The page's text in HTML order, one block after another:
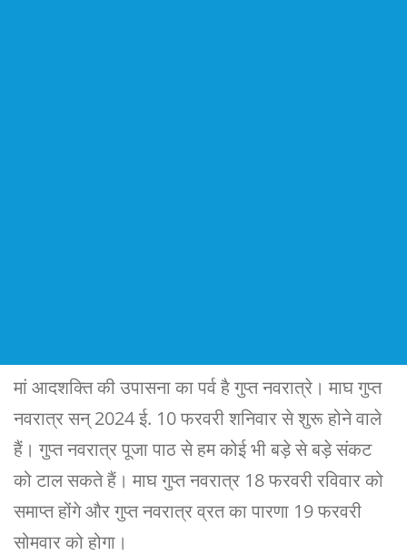
मां आदशक्ति की उपासना का पर्व है गुप्त नवरात्रे। माघ गुप्त
नवरात्र सन् 2024 ई. 10 फरवरी शनिवार से शुरू होने वाले
हैं। गुप्त नवरात्र पूजा पाठ से हम कोई भी बड़े से बड़े संकट
को टाल सकते हैं। माघ गुप्त नवरात्र 18 फरवरी रविवार को
समाप्त होंगे और गुप्त नवरात्र व्रत का पारणा 19 फरवरी
सोमवार को होगा।